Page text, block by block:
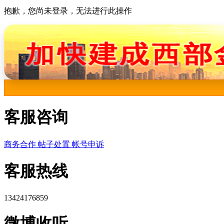
抱歉，您尚未登录，无法进行此操作
客服咨询
商务合作 帖子处置 帐号申诉
客服热线
13424176859